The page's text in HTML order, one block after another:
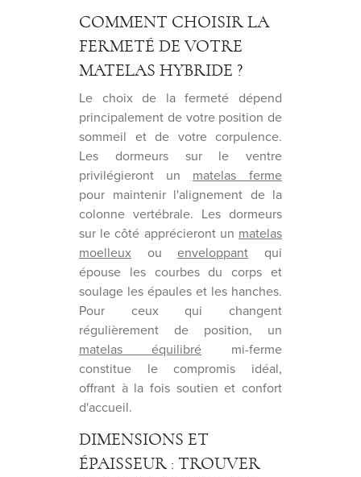
COMMENT CHOISIR LA
FERMETÉ DE VOTRE
MATELAS HYBRIDE ?
Le choix de la fermeté dépend
principalement de votre position de
sommeil et de votre corpulence.
Les dormeurs sur le ventre
privilégieront un matelas ferme
pour maintenir l'alignement de la
colonne vertébrale. Les dormeurs
sur le côté apprécieront un matelas
moelleux ou enveloppant qui
épouse les courbes du corps et
soulage les épaules et les hanches.
Pour ceux qui changent
régulièrement de position, un
matelas équilibré mi-ferme
constitue le compromis idéal,
offrant à la fois soutien et confort
d'accueil.
DIMENSIONS ET
ÉPAISSEUR : TROUVER